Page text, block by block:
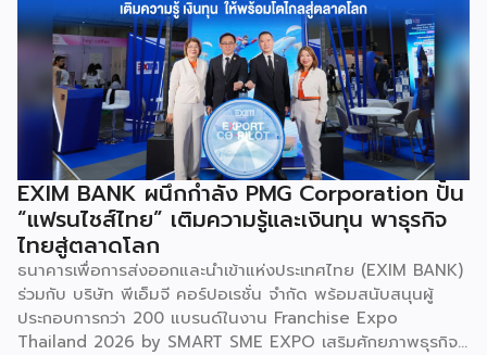
EXIM BANK ผนึกกำลัง PMG Corporation ปั้น
“แฟรนไชส์ไทย” เติมความรู้และเงินทุน พาธุรกิจ
ไทยสู่ตลาดโลก
ธนาคารเพื่อการส่งออกและนำเข้าแห่งประเทศไทย (EXIM BANK)
ร่วมกับ บริษัท พีเอ็มจี คอร์ปอเรชั่น จำกัด พร้อมสนับสนุนผู้
ประกอบการกว่า 200 แบรนด์ในงาน Franchise Expo
Thailand 2026 by SMART SME EXPO เสริมศักยภาพธุรกิจ